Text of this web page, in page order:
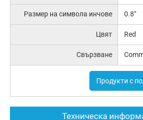
Размер на символа инчове 0.8"
Цвят Red
Свързване
Продукти с
Техническа